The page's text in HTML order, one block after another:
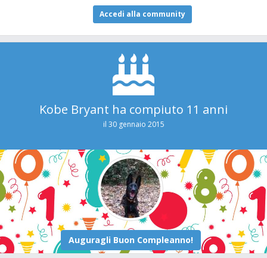
Accedi alla community
Kobe Bryant ha compiuto 11 anni
il 30 gennaio 2015